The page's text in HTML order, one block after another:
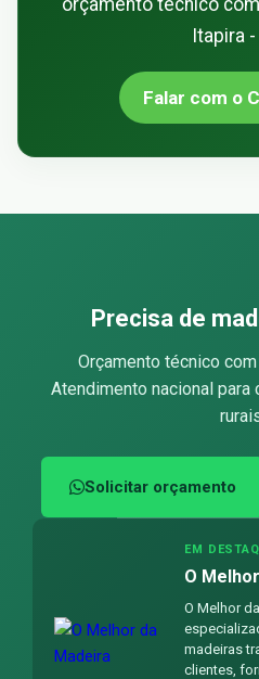
orçamento técnico
Itapira -
Falar com o
Precisa de
Orçamento técnico
Atendimento nacional
Solicitar orçamento
EM
O
O Melhor
madeiras
clientes,